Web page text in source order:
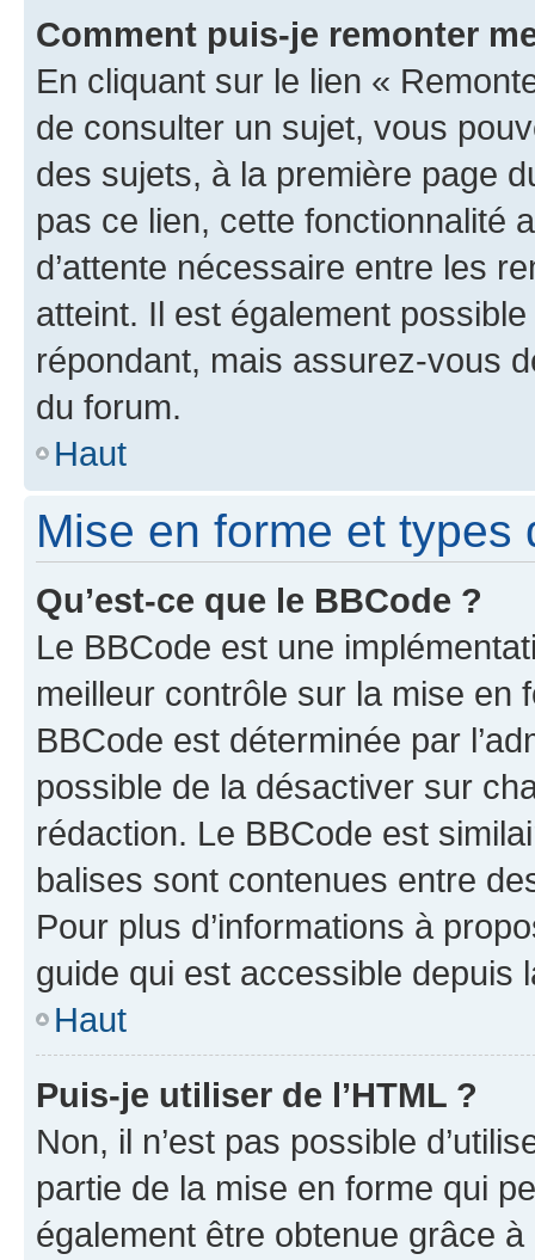
Comment puis-je remonter
En cliquant sur le lien «
de consulter un sujet, vous
des sujets, à la première page
pas ce lien, cette fonctionnalité
d’attente nécessaire entre les
atteint. Il est également
répondant, mais assurez-vous
du forum.
Haut
Mise en forme et types
Qu’est-ce que le BBCode ?
Le BBCode est une
meilleur contrôle sur la mise en
BBCode est déterminée par
possible de la désactiver sur
rédaction. Le BBCode est
balises sont contenues entre
Pour plus d’informations à
guide qui est accessible depuis
Haut
Puis-je utiliser de l’HTML ?
Non, il n’est pas possible
partie de la mise en forme qui
également être obtenue grâce à